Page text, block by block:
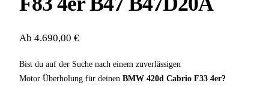
Ab 4.690,00 €
Bist du auf der Suche nach einem zuverlässigen
Motor Überholung für deinen BMW 420d Cabrio F33 4er?